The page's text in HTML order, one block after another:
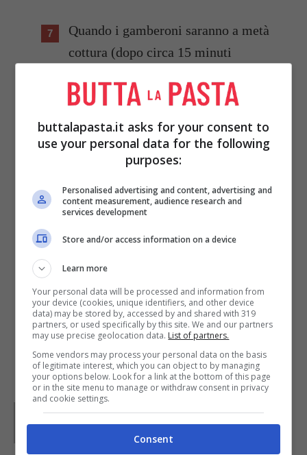
Quando i gamberoni saranno a metà
cottura (dopo circa 15 minuti
aggiungete il prezzemolo spezzettato.
Controllate il liquido di cottura che non
deve mai mancare.
Se necessario aggiungete un po’
d’acqua.
ed elegante ciotola da portata.
Foto daMary
buttalapasta.it asks for your consent to
use your personal data for the following
purposes:
Personalised advertising and content, advertising and
content measurement, audience research and
services development
Store and/or access information on a device
Learn more
Your personal data will be processed and information from
your device (cookies, unique identifiers, and other device
data) may be stored by, accessed by and shared with 319
partners, or used specifically by this site. We and our partners
may use precise geolocation data. List of partners.
Some vendors may process your personal data on the basis
of legitimate interest, which you can object to by managing
your options below. Look for a link at the bottom of this page
or in the site menu to manage or withdraw consent in privacy
and cookie settings.
Consent